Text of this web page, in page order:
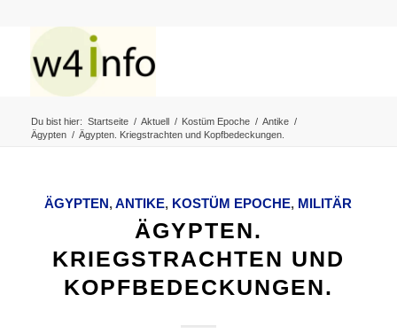
Du bist hier: Startseite / Aktuell / Kostüm Epoche / Antike /
Ägypten / Ägypten. Kriegstrachten und Kopfbedeckungen.
ÄGYPTEN,ANTIKE, KOSTÜM EPOCHE, MILITÄR
ÄGYPTEN.
KRIEGSTRACHTEN UND
KOPFBEDECKUNGEN.